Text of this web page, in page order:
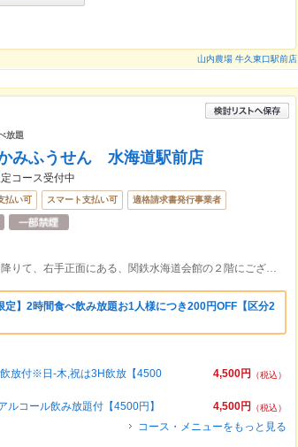
山内農場 牛久東口駅前店
放題
みふうせん 水海道駅前店
コース受付中
払い可 スマート支払い可 適格請求書発行事業者
水海道駅ロータリー側に降りて、右手正面にある、関鉄水海道会館の２階にございます。
定】2時間食べ飲み放題お1人様につき200円OFF【区分2
4,500円
（税込）
放付※日-木,祝は3H飲放【4500
4,500円
（税込）
コール飲み放題付【4500円】
コース・メニューをもっと見る